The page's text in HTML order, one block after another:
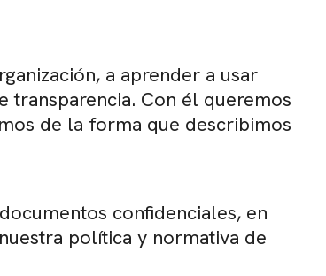
a aprender a usar
transparencia. Con él queremos
de la forma que describimos
confidenciales, en
política y normativa de